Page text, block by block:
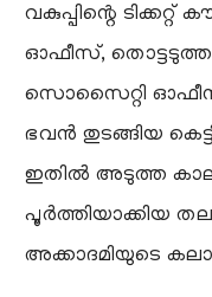
വകുപ്പിന്റെ ടിക്കറ്റ്
ഓഫീസ്,
സൊസൈറ്റി
ഭവൻ തുടങ്ങിയ
ഇതിൽ അടുത്ത
പൂർത്തിയാക്കിയ
അക്കാദമിയുടെ